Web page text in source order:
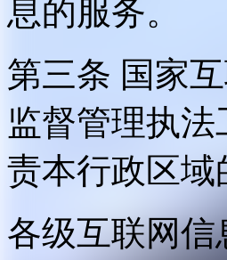
息的服务。
第三条 国家
监督管理执
责本行政区
各级互联网